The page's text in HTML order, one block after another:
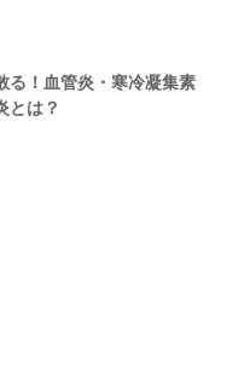
る！血管炎・寒冷凝集素
とは？